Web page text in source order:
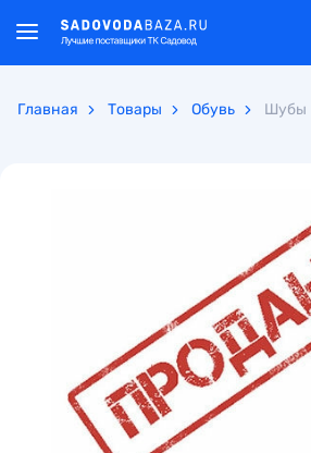
Главная Товары Обувь Шубы